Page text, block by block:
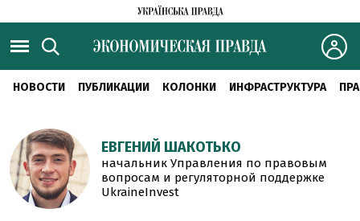
НОВОСТИ ПУБЛИКАЦИИ КОЛОНКИ ИНФРАСТРУКТУРА
ЕВГЕНИЙ ШАКОТЬКО
начальник Управления по правовым
вопросам и регуляторной поддержке
UkraineInvest